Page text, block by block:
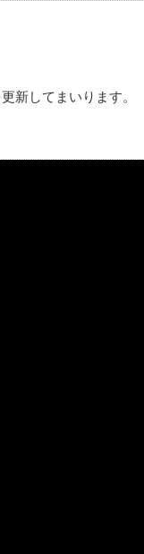
新してまいります。